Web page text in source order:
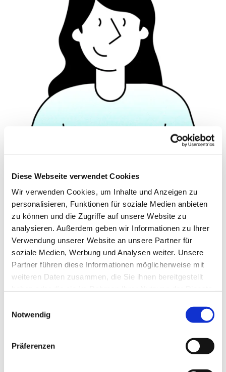
Diese Webseite verwendet Cookies
Wir verwenden Cookies, um Inhalte und Anzeigen zu
personalisieren, Funktionen für soziale Medien anbieten
zu können und die Zugriffe auf unsere Website zu
analysieren. Außerdem geben wir Informationen zu Ihrer
Verwendung unserer Website an unsere Partner für
soziale Medien, Werbung und Analysen weiter. Unsere
Partner führen diese Informationen möglicherweise mit
weiteren Daten zusammen, die Sie ihnen bereitgestellt
Notwendig
Präferenzen
Silhouette 1
Funktionen:
Wissenschaftlich-technische Mitarbeiterin
Aufgaben:
Wissenschaftlich-technische Mitarbeiterin in den
Laboren für pflanzliche Lebensmittel,
Verpackungstechnologie und Lebensmittelchemie
Lebensmitteltechnologie (Master)
Termin vereinbaren
Tel.: +49 4714823268
Email: mneumeister[at]hs-bremerhaven[dot]de